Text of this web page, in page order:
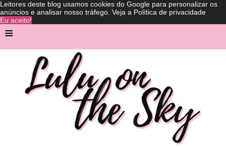
Leitores deste blog usamos cookies do Google para personalizar os
anúncios e analisar nosso tráfego. Veja a Política de privacidade
Eu aceito!
≡